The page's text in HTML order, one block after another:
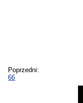
Poprzedni:
66